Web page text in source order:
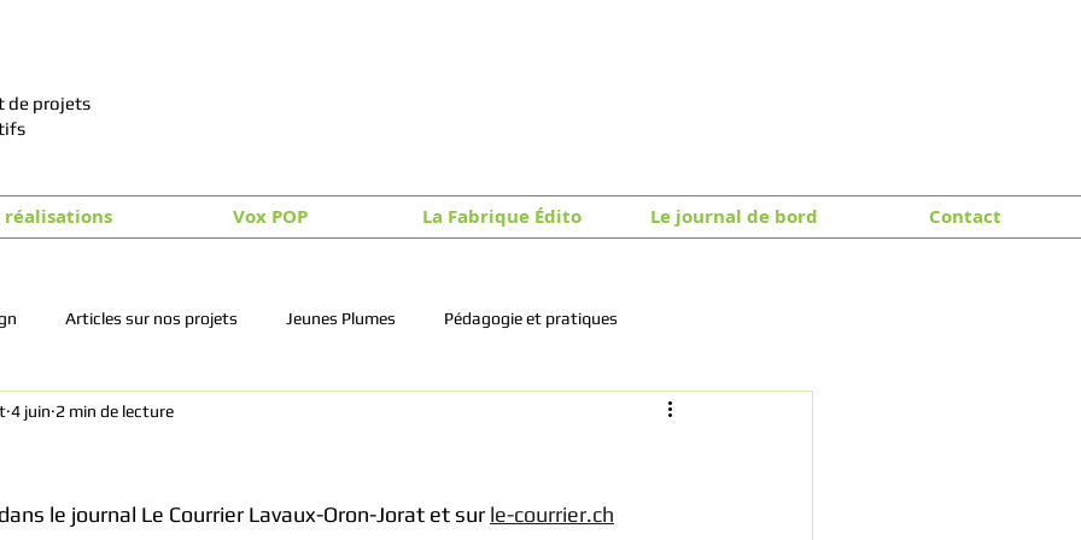
de projets
réalisations Vox POP La Fabrique Édito Le journal de bord Contact
Articles sur nos projets Jeunes Plumes Pédagogie et pratiques
4 juin 2 min de lecture
le journal Le Courrier Lavaux-Oron-Jorat et sur le-courrier.ch